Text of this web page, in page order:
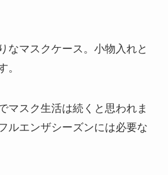
なマスクケース。小物入れと
。
マスク生活は続くと思われま
ルエンザシーズンには必要な